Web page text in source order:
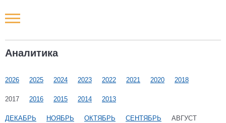
Аналитика
2026 2025 2024 2023 2022 2021 2020 2018
2017 2016 2015 2014 2013
ДЕКАБРЬ НОЯБРЬ ОКТЯБРЬ СЕНТЯБРЬ АВГУСТ
Новости РФ
Наши мероприятия